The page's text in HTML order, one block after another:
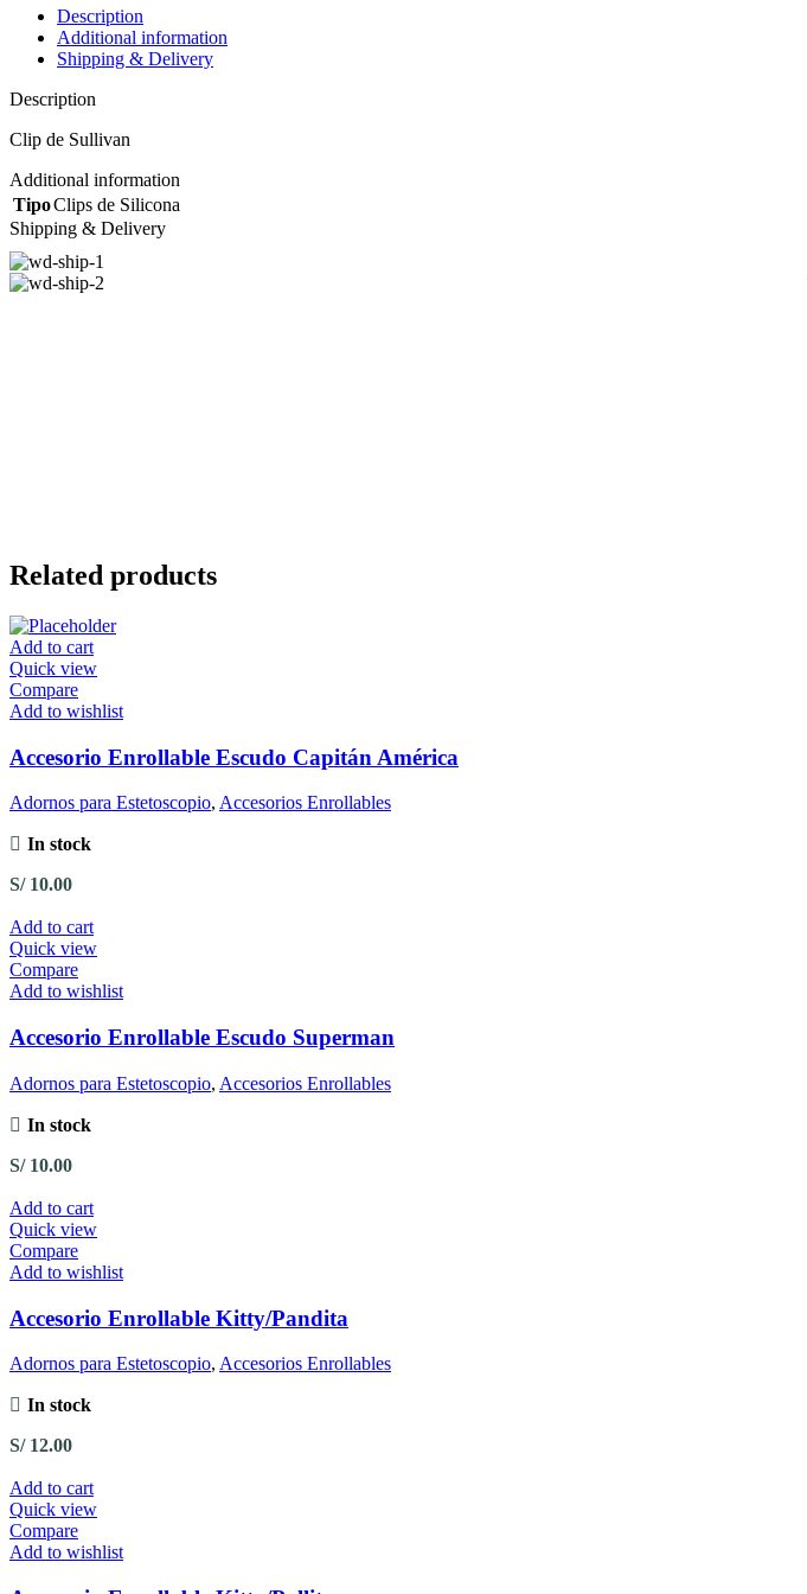
Description
Additional information
Shipping & Delivery
Description
Clip de Sullivan
Additional information
TipoClips de Silicona
Shipping & Delivery
Related products
Add to cart
Quick view
Compare
Add to wishlist
Accesorio Enrollable Escudo Capitán América
Adornos para Estetoscopio, Accesorios Enrollables
In stock
S/10.00
Add to cart
Quick view
Compare
Add to wishlist
Accesorio Enrollable Escudo Superman
Adornos para Estetoscopio, Accesorios Enrollables
In stock
S/10.00
Add to cart
Quick view
Compare
Add to wishlist
Accesorio Enrollable Kitty/Pandita
Adornos para Estetoscopio, Accesorios Enrollables
In stock
S/12.00
Add to cart
Quick view
Compare
Add to wishlist